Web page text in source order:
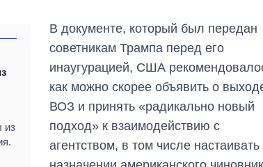
из
В документе, который был передан
советникам Трампа перед его
инаугурацией, США
как можно скорее объявить о
ВОЗ и принять «радикально новый
подход» к взаимодействию с
агентством, в том числе настаивать
Восемь
ударов по
за лето:
область